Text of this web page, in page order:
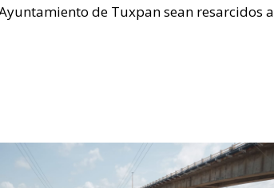
de Tuxpan sean resarcidos a